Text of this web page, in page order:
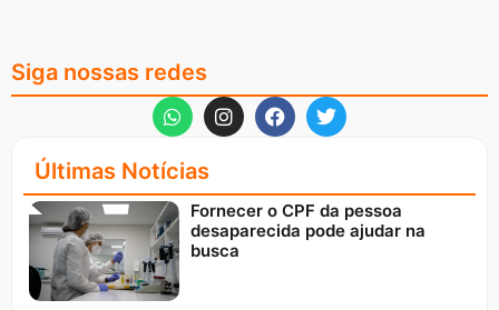
Siga nossas redes
Últimas Notícias
Fornecer o CPF da pessoa
desaparecida pode ajudar na
busca